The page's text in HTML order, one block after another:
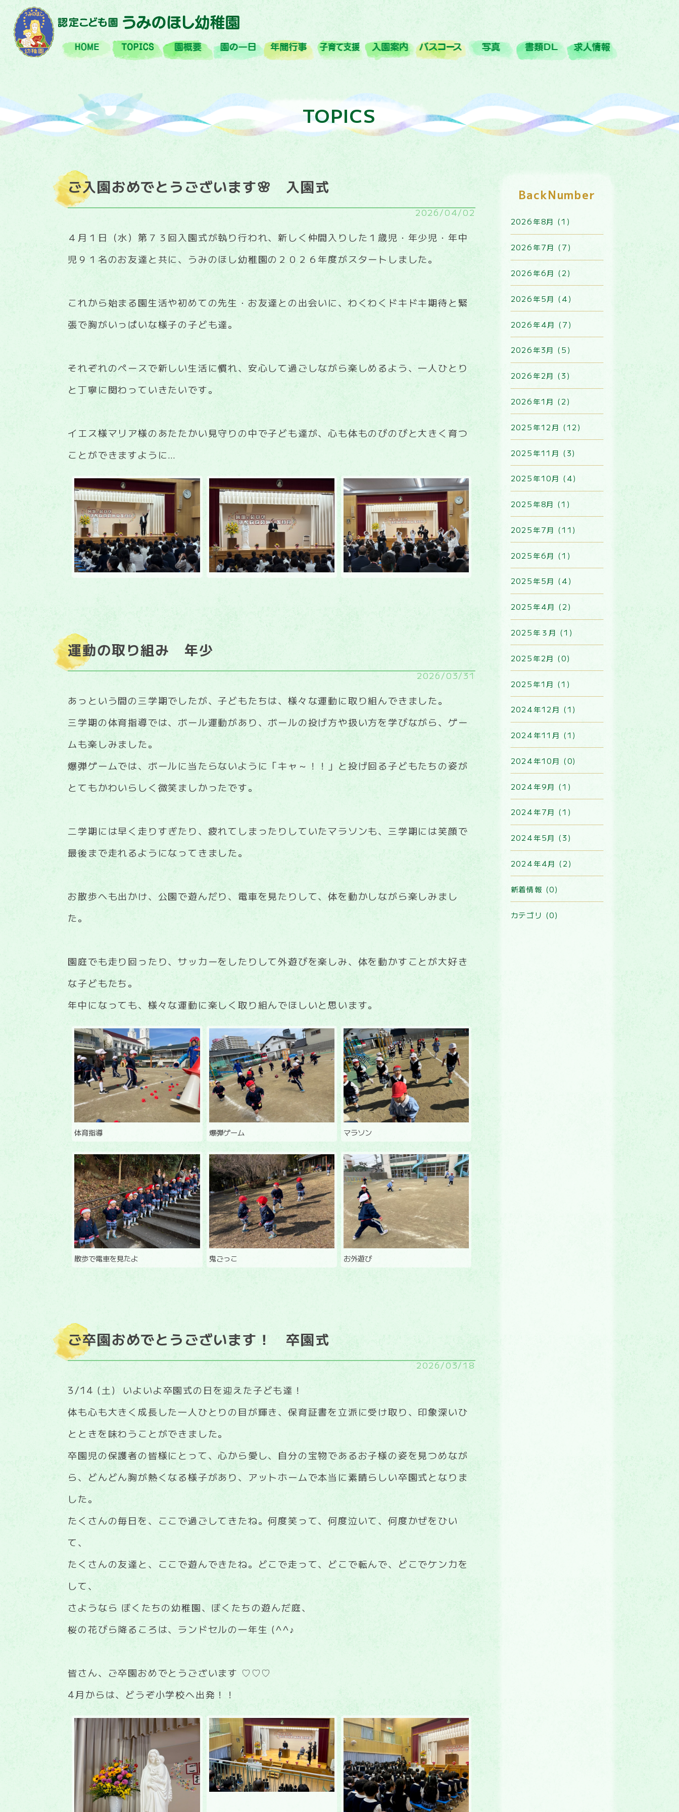
HOME TOPIX 園概要 園の一日 年間行事 子育て支援 入園案内 ﾊﾞｽｺｰｽ 写真 書類DL
TOPICS
ご入園おめでとうございます🌸 入園式
2026/04/02
４月１日（水）第７３回入園式が執り行われ、新しく仲間入りした１歳児・年少児・年中
児９１名のお友達と共に、うみのほし幼稚園の２０２６年度がスタートしました。
これから始まる園生活や初めての先生・お友達との出会いに、わくわくドキドキ期待と緊
張で胸がいっぱいな様子の子ども達。
それぞれのペースで新しい生活に慣れ、安心して過ごしながら楽しめるよう、一人ひとり
と丁寧に関わっていきたいです。
イエス様マリア様のあたたかい見守りの中で子ども達が、心も体ものびのびと大きく育つ
ことができますように…
運動の取り組み 年少
2026/03/31
あっという間の三学期でしたが、子どもたちは、様々な運動に取り組んできました。
三学期の体育指導では、ボール運動があり、ボールの投げ方や扱い方を学びながら、ゲー
ムも楽しみました。
爆弾ゲームでは、ボールに当たらないように「キャ～！！」と投げ回る子どもたちの姿が
とてもかわいらしく微笑ましかったです。
二学期には早く走りすぎたり、疲れてしまったりしていたマラソンも、三学期には笑顔で
最後まで走れるようになってきました。
お散歩へも出かけ、公園で遊んだり、電車を見たりして、体を動かしながら楽しみまし
た。
園庭でも走り回ったり、サッカーをしたりして外遊びを楽しみ、体を動かすことが大好き
な子どもたち。
年中になっても、様々な運動に楽しく取り組んでほしいと思います。
体育指導 爆弾ゲーム マラソン
散歩で電車を見たよ 鬼ごっこ お外遊び
ご卒園おめでとうございます！ 卒園式
2026/03/18
3/14 (土) いよいよ卒園式の日を迎えた子ども達！
体も心も大きく成長した一人ひとりの目が輝き、保育証書を立派に受け取り、印象深いひ
とときを味わうことができました。
卒園児の保護者の皆様にとって、心から愛し、自分の宝物であるお子様の姿を見つめなが
ら、どんどん胸が熱くなる様子があり、アットホームで本当に素晴らしい卒園式となりま
した。
たくさんの毎日を、ここで過ごしてきたね。何度笑って、何度泣いて、何度かぜをひい
て、
たくさんの友達と、ここで遊んできたね。どこで走って、どこで転んで、どこでケンカを
して、
さようなら ぼくたちの幼稚園、ぼくたちの遊んだ庭、
桜の花びら降るころは、ランドセルの一年生 (^^♪
皆さん、ご卒園おめでとうございます ♡♡♡
4月からは、どうぞ小学校へ出発！！
BackNumber
2026年8月 (1)
2026年7月 (7)
2026年6月 (2)
2026年5月 (4)
2026年4月 (7)
2026年3月 (5)
2026年2月 (3)
2026年1月 (2)
2025年12月 (12)
2025年11月 (3)
2025年10月 (4)
2025年8月 (1)
2025年7月 (11)
2025年6月 (1)
2025年5月 (4)
2025年4月 (2)
2025年３月 (1)
2025年2月 (0)
2025年1月 (1)
2024年12月 (1)
2024年11月 (1)
2024年10月 (0)
2024年9月 (1)
2024年7月 (1)
2024年5月 (3)
2024年4月 (2)
新着情報 (0)
カテゴリ (0)